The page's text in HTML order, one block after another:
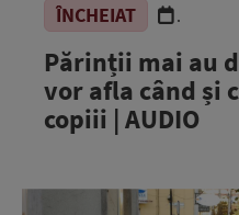
ÎNCHEIAT .
Părinții mai au
vor afla când și
copiii | AUDIO